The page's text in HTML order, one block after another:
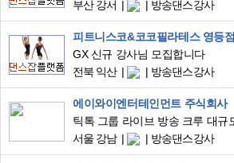
부산 강서 방송댄스강사
피트니스코&코코필라테스 영등점
GX 신규 강사님 모집합니다
전북 익산
방송댄스강사
에이와이엔터테인먼트 주식회사
서울 강남
방송댄스강사